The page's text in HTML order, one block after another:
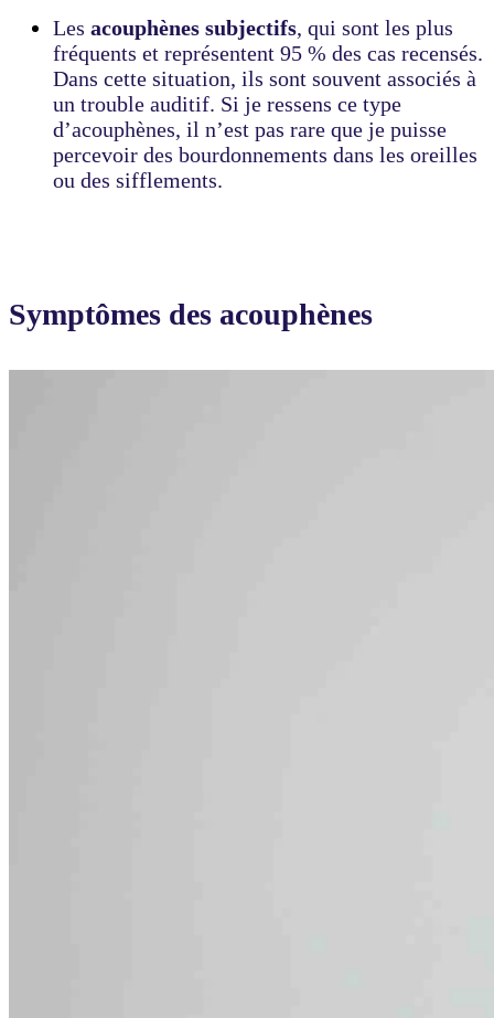
Les acouphènes subjectifs, qui sont les plus
fréquents et représentent 95 % des cas recensés.
Dans cette situation, ils sont souvent associés à
un trouble auditif. Si je ressens ce type
d’acouphènes, il n’est pas rare que je puisse
percevoir des bourdonnements dans les oreilles
ou des sifflements.
Symptômes des acouphènes